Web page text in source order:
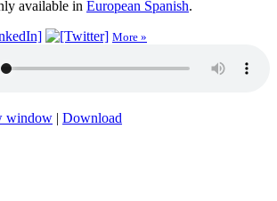
available in European Spanish.
More »
window | Download